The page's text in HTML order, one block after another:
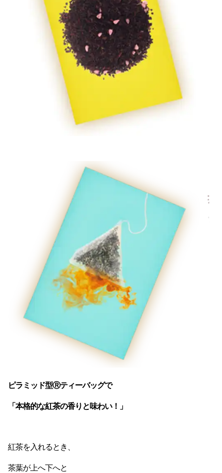
ピラミッド型Ⓡティーバッグで
「本格的な紅茶の香りと味わい！」
紅茶を入れるとき、
茶葉が上へ下へと